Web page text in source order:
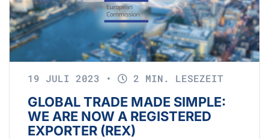
19 JULI 2023 • 2 MIN. LESEZEIT
GLOBAL TRADE MADE SIMPLE:
WE ARE NOW A REGISTERED
EXPORTER (REX)